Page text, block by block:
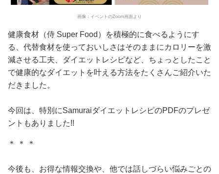
画像：イベントのZoom画面より
健康食材（侍 Super Food）を積極的に食べるようにす
る、代替食材を使っておいしさはそのままにカロリーを激
減させる工夫、ダイエットレシピなど、ちょっとしたこと
で健康的なダイエットを叶える方法をたくさんご紹介いた
だきました。
今回は、特別にSamuraiダイエットレシピのPDFのプレゼ
ントもありました!!
＊ ＊ ＊
今後も、お得な情報交換や、他では話しづらい悩みごとの